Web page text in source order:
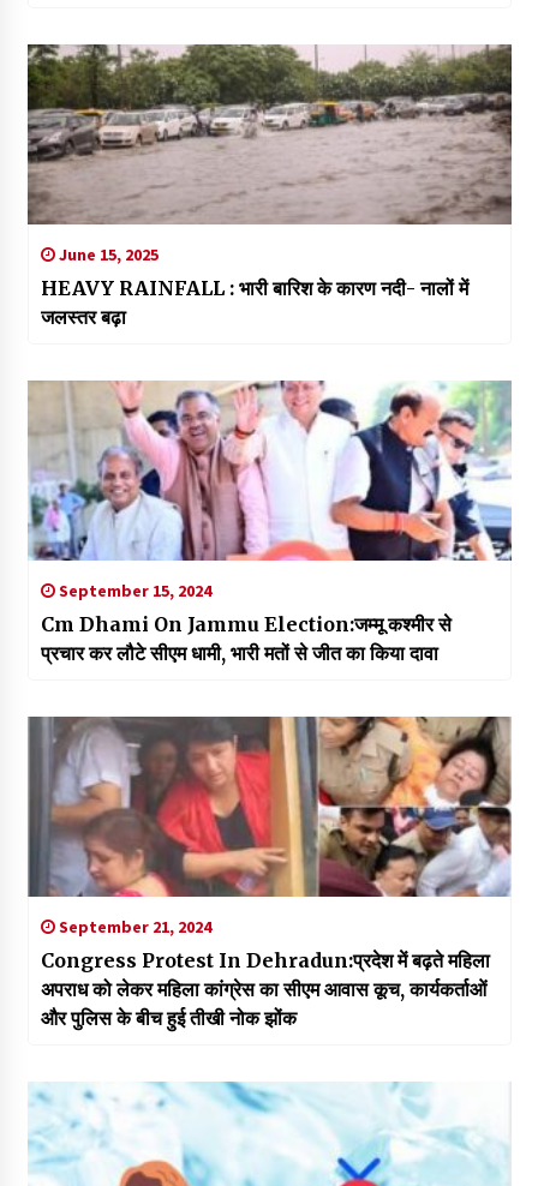
June 15, 2025
HEAVY RAINFALL : भारी बारिश के कारण नदी- नालों में
जलस्तर बढ़ा
September 15, 2024
Cm Dhami On Jammu Election:जम्मू कश्मीर से
प्रचार कर लौटे सीएम धामी, भारी मतों से जीत का किया दावा
September 21, 2024
Congress Protest In Dehradun:प्रदेश में बढ़ते महिला
अपराध को लेकर महिला कांग्रेस का सीएम आवास कूच, कार्यकर्ताओं
और पुलिस के बीच हुई तीखी नोक झोंक